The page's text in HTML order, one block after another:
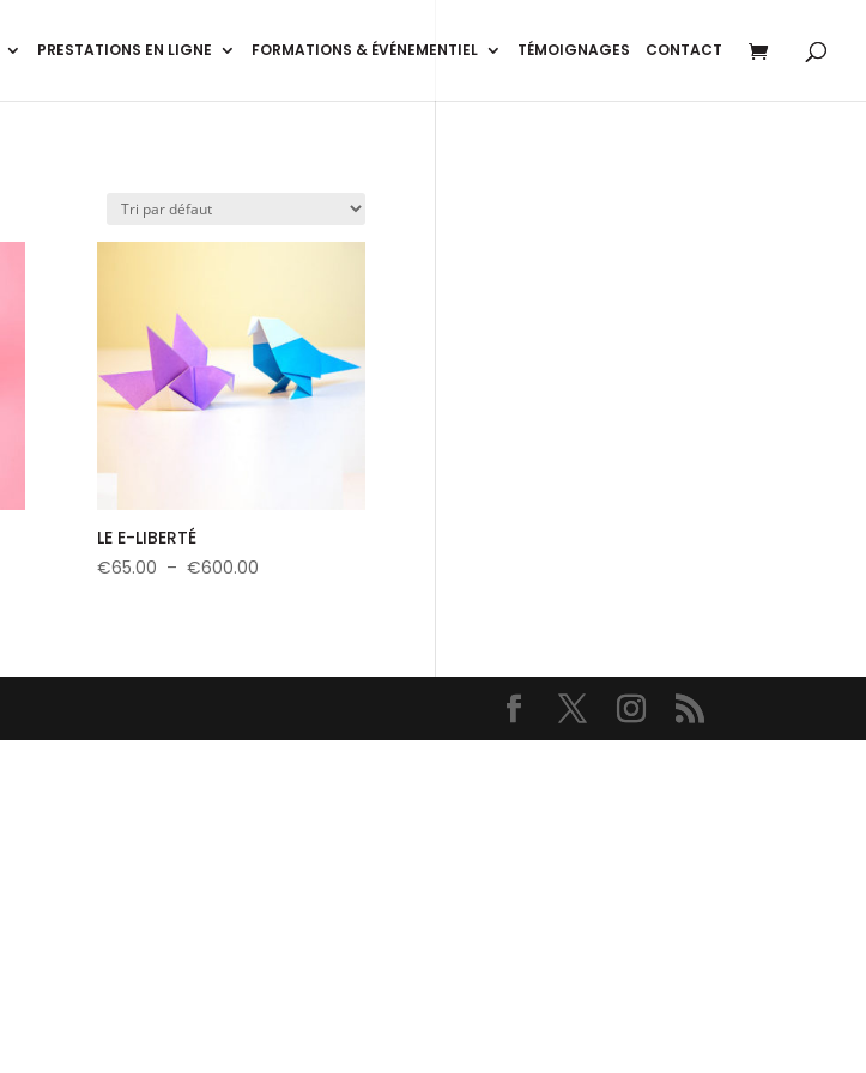
PRESTATIONS EN LIGNE FORMATIONS & ÉVÉNEMENTIEL TÉMOIGNAGES CONTACT
LE E-LIBERTÉ
€65.00 – €600.00Plage
à